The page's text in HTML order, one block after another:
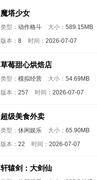
魔塔少女
类型： 动作格斗 大小： 589.15MB
版本： 8 时间： 2026-07-07
草莓甜心烘焙店
类型： 模拟经营 大小： 54.69MB
版本： 257 时间： 2026-07-07
超级美食外卖
类型： 休闲娱乐 大小： 65.90MB
版本： 22 时间： 2026-07-07
轩辕剑：大剑仙